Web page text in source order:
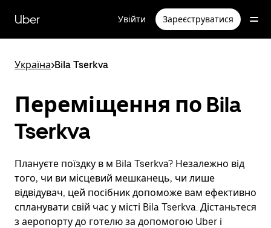
основного
вмісту
Uber Увійти Зареєструватися
Україна>Bila Tserkva
Переміщення по Bila
Tserkva
Плануєте поїздку в м Bila Tserkva? Незалежно від
того, чи ви місцевий мешканець, чи лише
відвідувач, цей посібник допоможе вам ефективно
спланувати свій час у місті Bila Tserkva. Дістаньтеся
з аеропорту до готелю за допомогою Uber і